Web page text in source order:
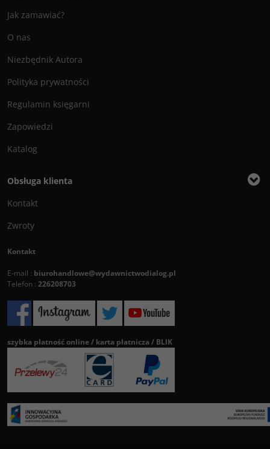
Jak zamawiać?
O nas
Niezbędnik Autora
Polityka prywatności
Regulamin księgarni
Zapowiedzi
Katalog
Obsługa klienta
Kontakt
Zwroty
Kontakt
E-mail : biurohandlowe@wydawnictwodialog.pl
Telefon : 226208703
szybka płatność online / karta płatnicza / BLIK